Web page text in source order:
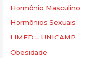
Hormônio Masculino
Hormônios Sexuais
LIMED – UNICAMP
Obesidade